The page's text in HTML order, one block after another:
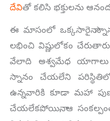
దేవితో కలిసి భక్తులను
ఈ మాసంలో ఒక్కసారైనా
లభించి విష్ణులోకం
వేలాది అశ్వమేధ యాగాలు
స్నానం చేయలేని పరిస్థితిలో
ఉన్నవారికి కూడా మహా
చేయలేకపోయినా, ఆ